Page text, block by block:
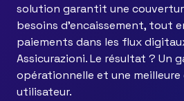
solution garantit une
besoins d’encaissement, tout
paiements dans les flux
Assicurazioni. Le résultat ? Un
opérationnelle et une meilleure
utilisateur.